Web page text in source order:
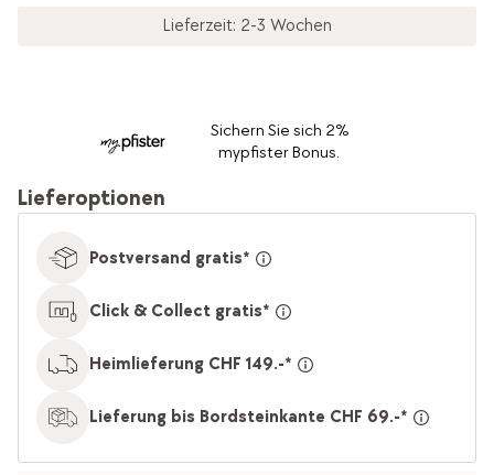
Lieferzeit: 2-3 Wochen
Sichern Sie sich 2%
mypfister Bonus.
Lieferoptionen
Postversand gratis*
Click & Collect gratis*
Heimlieferung CHF 149.-*
Lieferung bis Bordsteinkante CHF 69.-*